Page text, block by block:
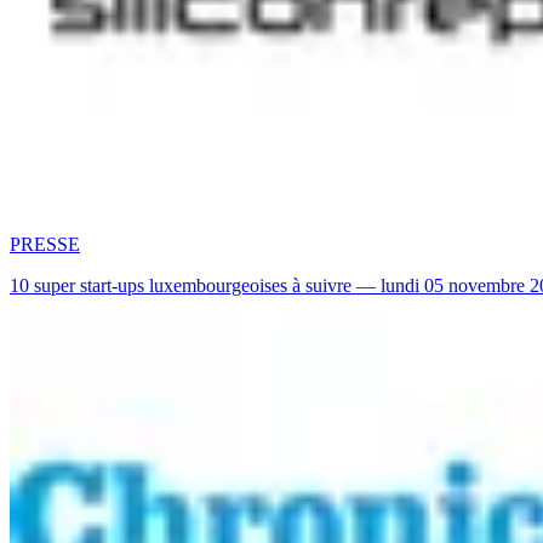
PRESSE
10 super start-ups luxembourgeoises à suivre — lundi 05 novembre